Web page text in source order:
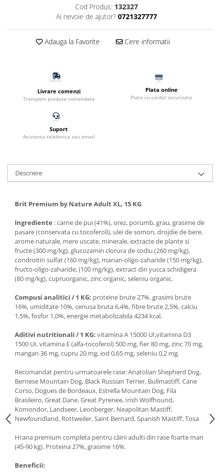
Pompa apa acvariu
Neoane si LED-uri pentru acvarii
Incalzitoare
Substrat acvariu
Sterilizator acvariu
Racitoare
Tratamente pesti acvariu
Teste apa
Curatare acvarii
Medii filtrante
Decoruri si plante artificiale
Accesorii acvarii
Piese de schimb
Pasari
Batoane
Colivii pentru pasari
Hrana pasari
Rozatoare
Igiena rozatoare
Hrana Rozatoare
Reptile
Hrana reptile
Igiena reptile
Decoruri terarii
Incalzitoare si pompe terarii
Solutii iluminat terarii
Lampi terarii
Suplimente vitamino minerale
Cod Produs: 132327
Ai nevoie de ajutor? 0721327777
Adauga la Favorite Cere informatii
Livrare comenzi
Transport produse comandate
Plata online
Plata cu cardul securizata
Suport
Asistenta telefonica sau email
Descriere
Brit Premium by Nature Adult XL, 15 KG
Ingrediente : carne de pui (41%), orez, porumb, grau, grasime de
pasare (conservata cu tocoferoli), ulei de somon, drojdie de bere,
arome naturale, mere uscate, minerale, extracte de plante si
fructe (300 mg/kg), glucozamin clorura de sodiu (260 mg/kg),
condroitin sulfat (160 mg/kg), manan-oligo-zaharide (150 mg/kg),
fructo-oligo-zaharide, (100 mg/kg), extract din yucca schidigera
(80 mg/kg), cupruorganic, zinc organic, seleniu organic.
Compusi analitici / 1 KG: proteine brute 27%, grasimi brute
16%, umiditate 10%, cenusa bruta 6,4%, fibre brute 2,5%, calciu
1,5%, fosfor 1,0%, energie metabolizabila 4234 kcal.
Aditivi nutritionali / 1 KG: vitamina A 15000 UI,vitamina D3
1500 UI, vitamina E (alfa-tocoferol) 500 mg, fier 80 mg, zinc 70 mg,
mangan 36 mg, cupru 20 mg, iod 0,65 mg, seleniu 0,2 mg.
Recomandat pentru urmatoarele rase: Anatolian Shepherd Dog,
Bernese Mountain Dog, Black Russian Terrier, Bullmastiff, Cane
Corso, Dogues de Bordeaux, Estrella Mountain Dog, Fila
Brasileiro, Great Dane, Great Pyrenee, Irish Wolfhound,
Komondor, Landseer, Leonberger, Neapolitan Mastiff,
Newfoundland, Rottweiler, Saint Bernard, Spanish Mastiff, Tosa
Hrana premium completa pentru câini adulti din rase foarte mari
(45-90 kg). Proteina 27%, grasime 16%.
Beneficii: